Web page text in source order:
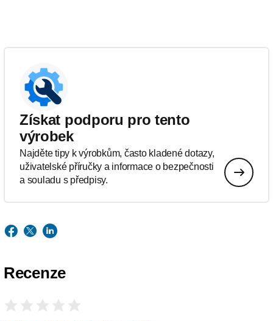
Získat podporu pro tento
výrobek
Najděte tipy k výrobkům, často kladené dotazy,
uživatelské příručky a informace o bezpečnosti
a souladu s předpisy.
Recenze